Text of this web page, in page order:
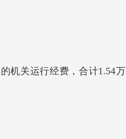
机关运行经费，合计1.54万